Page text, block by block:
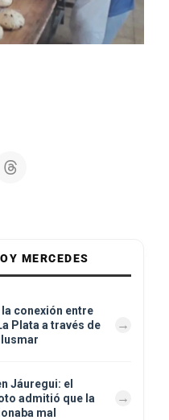
MERCEDES
conexión entre
Plata a través de
Jáuregui: el
admitió que la
mal